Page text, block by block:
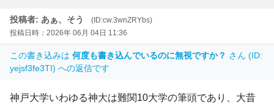
投稿者: あぁ、そう
(ID:cw.3wnZRYbs)
投稿日時：2026年 06月 04日 11:36
この書き込みは 何度も書き込んでいるのに無視ですか？ さん (ID:
yejsf3fe3TI) への返信です
神戸大学いわゆる神大は難関10大学の筆頭であり、大昔